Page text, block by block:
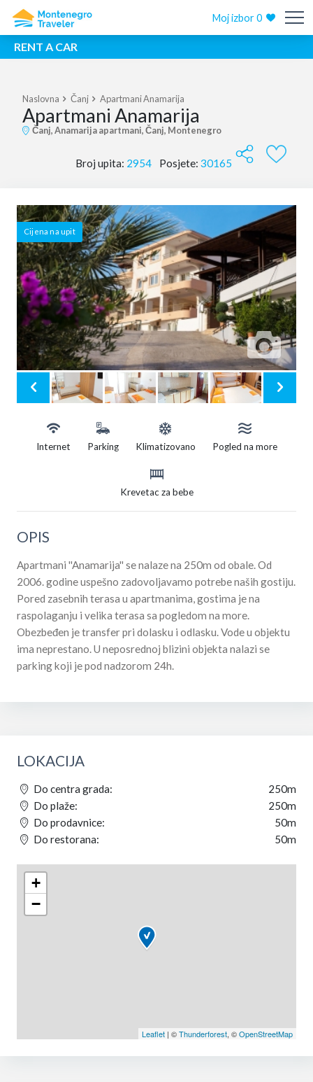
Moj izbor0
RENT A CAR
Naslovna Čanj Apartmani Anamarija
Apartmani Anamarija
Čanj, Anamarija apartmani, Čanj, Montenegro
Broj upita: 2954 Posjete: 30165
Cijena na upit
Internet Parking Klimatizovano Pogled na more
Krevetac za bebe
OPIS
Apartmani ''Anamarija'' se nalaze na 250m od obale. Od
2006. godine uspešno zadovoljavamo potrebe naših gostiju.
Pored zasebnih terasa u apartmanima, gostima je na
raspolaganju i velika terasa sa pogledom na more.
Obezbeđen je transfer pri dolasku i odlasku. Vode u objektu
ima neprestano. U neposrednoj blizini objekta nalazi se
parking koji je pod nadzorom 24h.
LOKACIJA
Do centra grada:
250m
Do plaže:
250m
Do prodavnice:
50m
Do restorana:
50m
+
−
Leaflet | ©Thunderforest, ©OpenStreetMap